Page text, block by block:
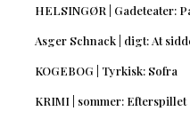
HELSINGØR | Gadeteater:
Asger Schnack | digt: At
KOGEBOG | Tyrkisk: Sofra
KRIMI | sommer: Efterspillet